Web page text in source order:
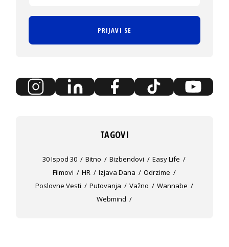
PRIJAVI SE
TAGOVI
30 Ispod 30 Bitno Bizbendovi
Easy Life
Filmovi
HR Izjava Dana
Odrzime
Poslovne Vesti
Putovanja Važno
Wannabe
Webmind